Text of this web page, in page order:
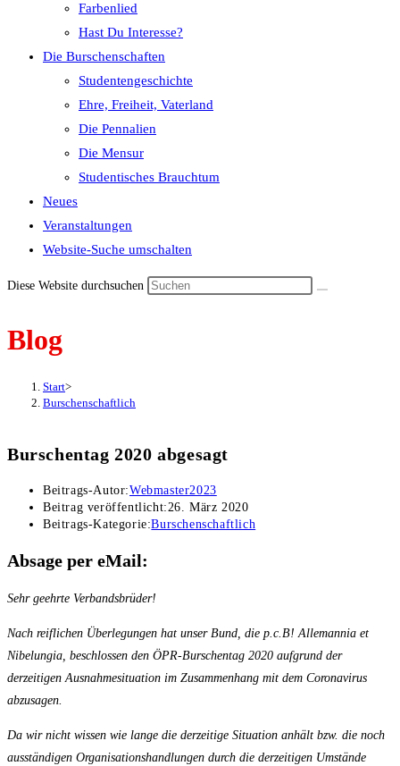
Farbenlied
Hast Du Interesse?
Die Burschenschaften
Studentengeschichte
Ehre, Freiheit, Vaterland
Die Pennalien
Die Mensur
Studentisches Brauchtum
Neues
Veranstaltungen
Website-Suche umschalten
Diese Website durchsuchen
Blog
Start>
Burschenschaftlich
Burschentag 2020 abgesagt
Beitrags-Autor:Webmaster2023
Beitrag veröffentlicht:26. März 2020
Beitrags-Kategorie:Burschenschaftlich
Absage per eMail:
Sehr geehrte Verbandsbrüder!
Nach reiflichen Überlegungen hat unser Bund, die p.c.B! Allemannia et
Nibelungia, beschlossen den ÖPR-Burschentag 2020 aufgrund der
derzeitigen Ausnahmesituation im Zusammenhang mit dem Coronavirus
abzusagen.
Da wir nicht wissen wie lange die derzeitige Situation anhält bzw. die noch
ausständigen Organisationshandlungen durch die derzeitigen Umstände